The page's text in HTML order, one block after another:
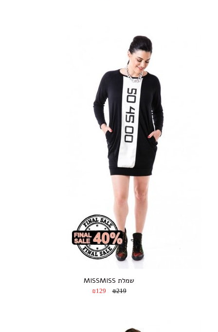
שמלת MISSMISS
₪219
₪129